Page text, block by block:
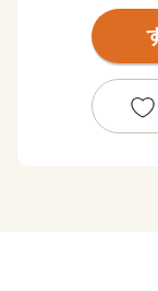
1,300年以上の
道三公・織田
将ゆかりのまち